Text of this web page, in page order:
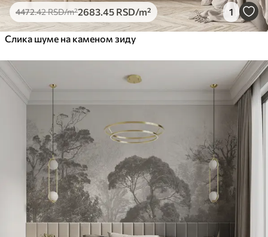
4472.42RSD/m²2683.45 RSD/m² 1
Слика шуме на каменом зиду